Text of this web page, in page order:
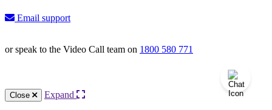
Email support
or speak to the Video Call team on 1800 580 771
Close
Expand